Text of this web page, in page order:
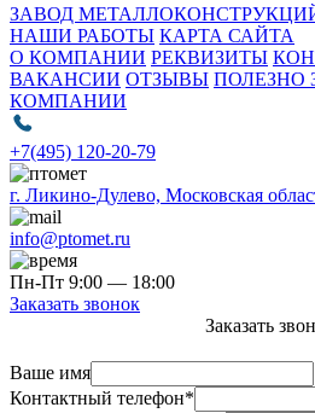
ЗАВОД
НАШИ РАБОТЫ КАРТА САЙТА
О КОМПАНИИ РЕКВИЗИТЫ
ВАКАНСИИ ОТЗЫВЫ ПОЛЕЗНО
КОМПАНИИ
+7(495) 120-20-79
г. Ликино-Дулево, Московская
info@ptomet.ru
Пн-Пт 9:00 — 18:00
Заказать звонок
Заказать
Ваше имя
Контактный телефон*